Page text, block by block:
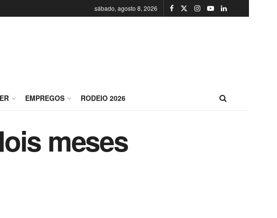
sábado, agosto 8, 2026
EMPREGOS RODEIO 2026
meses